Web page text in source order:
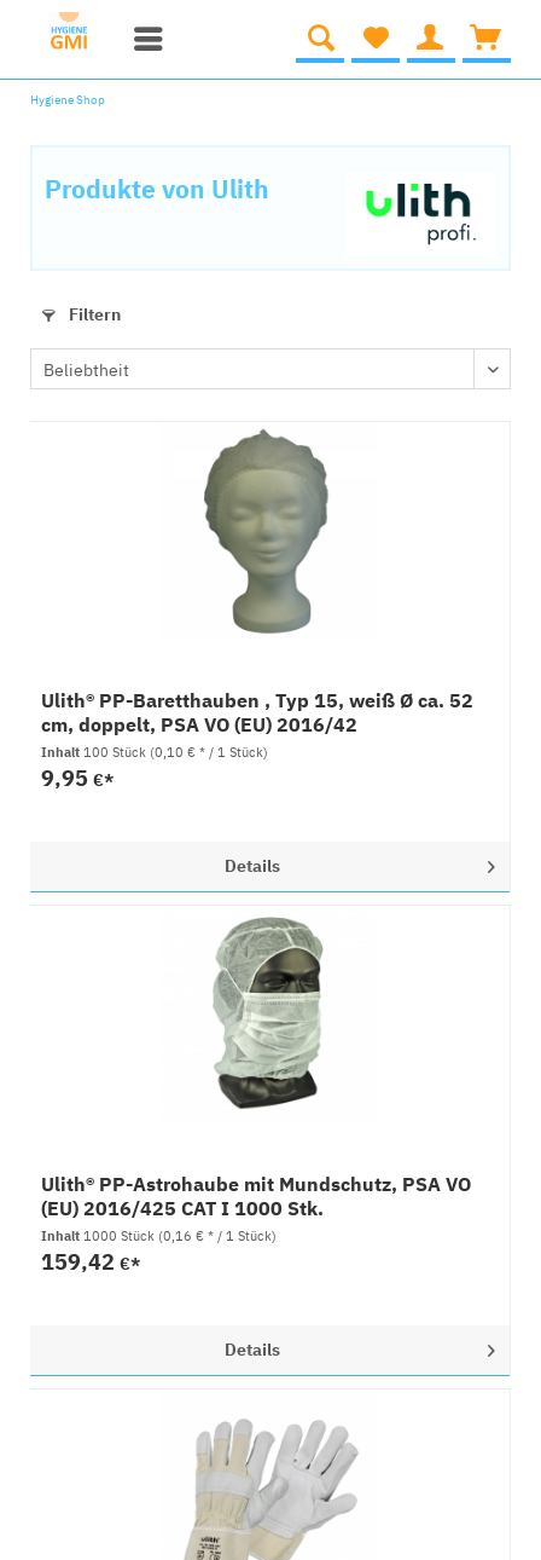
Hygiene Shop
Produkte von Ulith
Filtern
Ulith® PP-Baretthauben , Typ 15, weiß Ø ca. 52
cm, doppelt, PSA VO (EU) 2016/42
Inhalt100 Stück (0,10 € * / 1 Stück)
9,95€*
Details
Ulith® PP-Astrohaube mit Mundschutz, PSA VO
(EU) 2016/425 CAT I 1000 Stk.
Inhalt1000 Stück (0,16 € * / 1 Stück)
159,42€*
Details